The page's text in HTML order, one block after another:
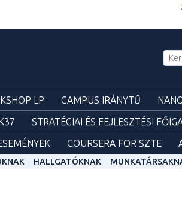
LP CAMPUS IRÁNYTŰ
STRATÉGIAI ÉS FEJLESZTÉSI
COURSERA FOR SZTE
HALLGATÓKNAK